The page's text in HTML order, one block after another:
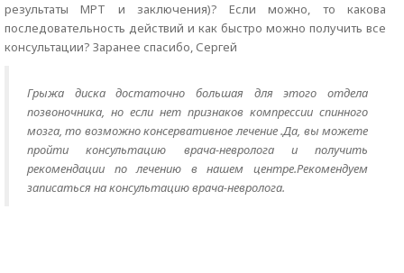
результаты МРТ и заключения)? Если можно, то какова
последовательность действий и как быстро можно получить все
консультации? Заранее спасибо, Сергей
Грыжа диска достаточно большая для этого отдела
позвоночника, но если нет признаков компрессии спинного
мозга, то возможно консервативное лечение .Да, вы можете
пройти консультацию врача-невролога и получить
рекомендации по лечению в нашем центре.Рекомендуем
записаться на консультацию врача-невролога.